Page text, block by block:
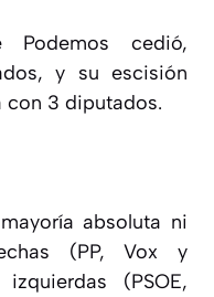
cedió,
y su escisión
con 3 diputados.
absoluta ni
(PP, Vox y
(PSOE,